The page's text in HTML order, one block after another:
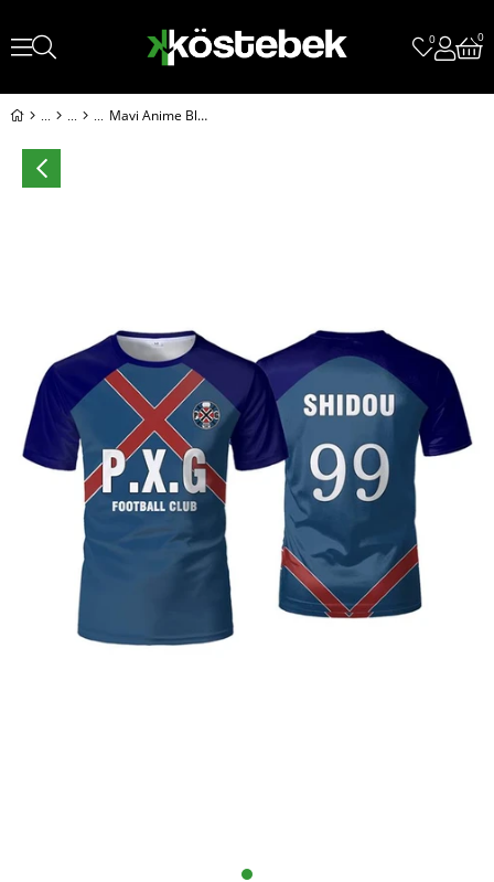
0 0
Mavi Anime Blue Lock 99 Shidou Forma Unisex T-shirt